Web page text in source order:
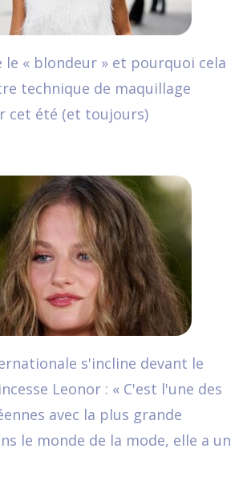
le « blondeur » et pourquoi cela
technique de maquillage
cet été (et toujours)
s'incline devant le
Leonor : « C'est l'une des
avec la plus grande
le monde de la mode, elle a un